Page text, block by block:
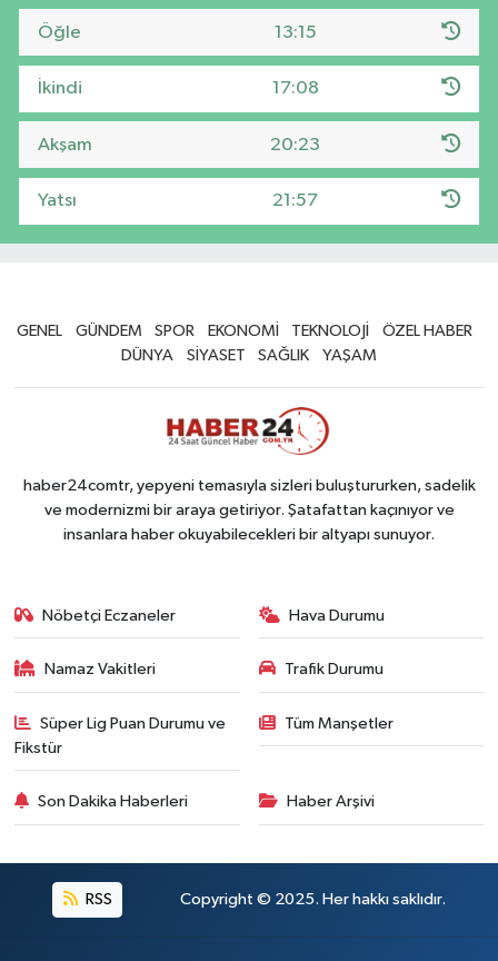
Öğle 13:15
İkindi 17:08
Akşam 20:23
Yatsı 21:57
GENEL GÜNDEM SPOR EKONOMİ TEKNOLOJİ
ÖZEL HABER
DÜNYA
SİYASET SAĞLIK YAŞAM
haber24comtr, yepyeni temasıyla sizleri buluştururken, sadelik
ve modernizmi bir araya getiriyor. Şatafattan kaçınıyor ve
insanlara haber okuyabilecekleri bir altyapı sunuyor.
Nöbetçi Eczaneler Hava Durumu
Namaz Vakitleri Trafik Durumu
Süper Lig Puan Durumu ve
Fikstür
Tüm Manşetler
Son Dakika Haberleri Haber Arşivi
RSS Copyright © 2025. Her hakkı saklıdır.